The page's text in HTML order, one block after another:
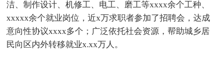
洁、制作设计、机修工、电工、磨工等xxxx余个工种、
xxxxx余个就业岗位，近x万求职者参加了招聘会，达成
意向性协议xxxx多个；广泛依托社会资源，帮助城乡居
民向区内外转移就业x.xx万人。